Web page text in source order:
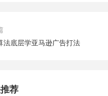
法底层学亚马逊广告打法
荐